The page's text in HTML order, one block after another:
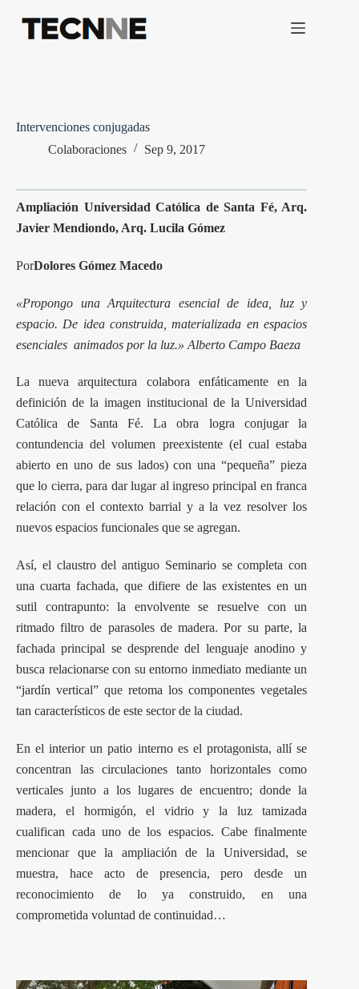
contenido
Intervenciones conjugadas
Colaboraciones
Sep 9, 2017
Ampliación Universidad Católica de Santa Fé, Arq.
Javier Mendiondo, Arq. Lucila Gómez
PorDolores Gómez Macedo
«Propongo una Arquitectura esencial de idea, luz y
espacio. De idea construida, materializada en espacios
esenciales animados por la luz.» Alberto Campo Baeza
La nueva arquitectura colabora enfáticamente en la
definición de la imagen institucional de la Universidad
Católica de Santa Fé. La obra logra conjugar la
contundencia del volumen preexistente (el cual estaba
abierto en uno de sus lados) con una “pequeña” pieza
que lo cierra, para dar lugar al ingreso principal en franca
relación con el contexto barrial y a la vez resolver los
nuevos espacios funcionales que se agregan.
Así, el claustro del antiguo Seminario se completa con
una cuarta fachada, que difiere de las existentes en un
sutil contrapunto: la envolvente se resuelve con un
ritmado filtro de parasoles de madera. Por su parte, la
fachada principal se desprende del lenguaje anodino y
busca relacionarse con su entorno inmediato mediante un
“jardín vertical” que retoma los componentes vegetales
tan característicos de este sector de la ciudad.
En el interior un patio interno es el protagonista, allí se
concentran las circulaciones tanto horizontales como
verticales junto a los lugares de encuentro; donde la
madera, el hormigón, el vidrio y la luz tamizada
cualifican cada uno de los espacios. Cabe finalmente
mencionar que la ampliación de la Universidad, se
muestra, hace acto de presencia, pero desde un
reconocimiento de lo ya construido, en una
comprometida voluntad de continuidad…